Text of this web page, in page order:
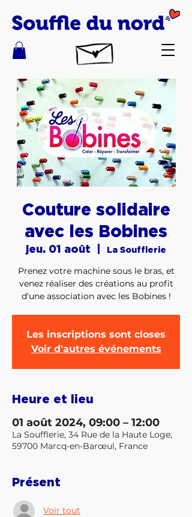
Couture solidaire
avec les Bobines
jeu. 01 août La Soufflerie
Prenez votre machine sous le bras, et
venez réaliser des créations au profit
d'une association avec les Bobines !
Les inscriptions sont closes
Voir d'autres événements
Heure et lieu
01 août 2024, 09:00 – 12:00
La Soufflerie, 34 Rue de la Haute Loge,
59700 Marcq-en-Barœul, France
Présent
Voir tout